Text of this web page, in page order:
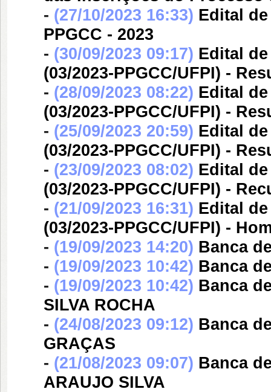
- (27/10/2023 16:33) Edital
PPGCC - 2023
- (30/09/2023 09:17) Edital
(03/2023-PPGCC/UFPI) -
- (28/09/2023 08:22) Edital
(03/2023-PPGCC/UFPI) -
- (25/09/2023 20:59) Edital
(03/2023-PPGCC/UFPI) -
- (23/09/2023 08:02) Edital
(03/2023-PPGCC/UFPI) -
- (21/09/2023 16:31) Edital
(03/2023-PPGCC/UFPI) -
- (19/09/2023 14:20) Banca
- (19/09/2023 10:42) Banca
- (19/09/2023 10:42) Banca
SILVA ROCHA
- (24/08/2023 09:12) Banca
GRAÇAS
- (21/08/2023 09:07) Banca
ARAUJO SILVA